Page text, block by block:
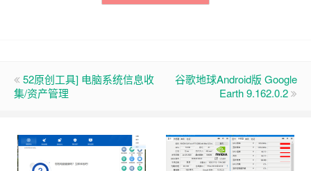
52原创工具] 电脑系统信息收
集/资产管理
谷歌地球Android版 Google
Earth 9.162.0.2